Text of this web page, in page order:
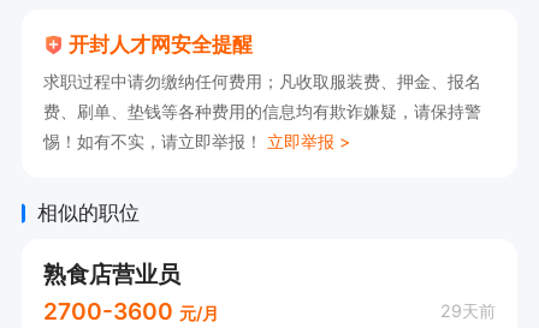
开封人才网安全提醒
求职过程中请勿缴纳任何费用；凡收取服装费、押金、报名
费、刷单、垫钱等各种费用的信息均有欺诈嫌疑，请保持警
惕！如有不实，请立即举报！ 立即举报 >
相似的职位
熟食店营业员
2700-3600 元/月 29天前